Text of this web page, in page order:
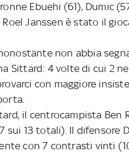
Ebuehi (61), Dumic
Roel Janssen è stato il
non abbia
Sittard: 4 volte di cui 2
con maggiore
il centrocampista Ben
sui 13 totali). Il difensore
con 7 contrasti vinti